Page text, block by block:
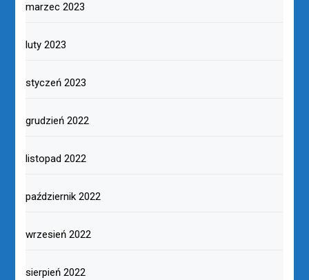
marzec 2023
luty 2023
styczeń 2023
grudzień 2022
listopad 2022
październik 2022
wrzesień 2022
sierpień 2022